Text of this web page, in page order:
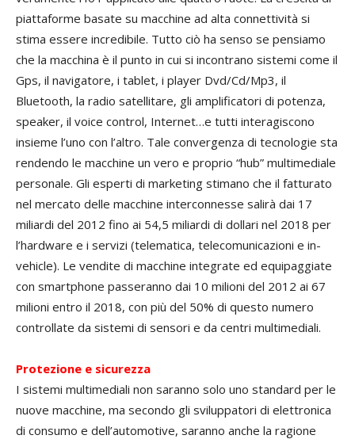
piattaforme basate su macchine ad alta connettività si
stima essere incredibile. Tutto ciò ha senso se pensiamo
che la macchina è il punto in cui si incontrano sistemi come il
Gps, il navigatore, i tablet, i player Dvd/Cd/Mp3, il
Bluetooth, la radio satellitare, gli amplificatori di potenza,
speaker, il voice control, Internet…e tutti interagiscono
insieme l’uno con l’altro. Tale convergenza di tecnologie sta
rendendo le macchine un vero e proprio “hub” multimediale
personale. Gli esperti di marketing stimano che il fatturato
nel mercato delle macchine interconnesse salirà dai 17
miliardi del 2012 fino ai 54,5 miliardi di dollari nel 2018 per
l’hardware e i servizi (telematica, telecomunicazioni e in-
vehicle). Le vendite di macchine integrate ed equipaggiate
con smartphone passeranno dai 10 milioni del 2012 ai 67
milioni entro il 2018, con più del 50% di questo numero
controllate da sistemi di sensori e da centri multimediali.
Protezione e sicurezza
I sistemi multimediali non saranno solo uno standard per le
nuove macchine, ma secondo gli sviluppatori di elettronica
di consumo e dell’automotive, saranno anche la ragione